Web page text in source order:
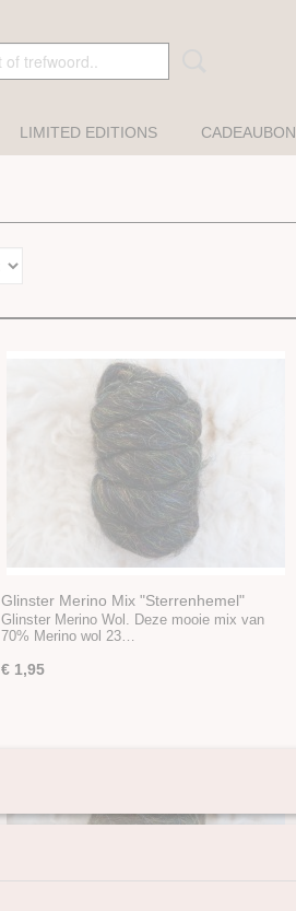
LIMITED EDITIONS CADEAUBON
Glinster Merino Mix "Sterrenhemel"
Glinster Merino Wol. Deze mooie mix van
70% Merino wol 23…
€ 1,95